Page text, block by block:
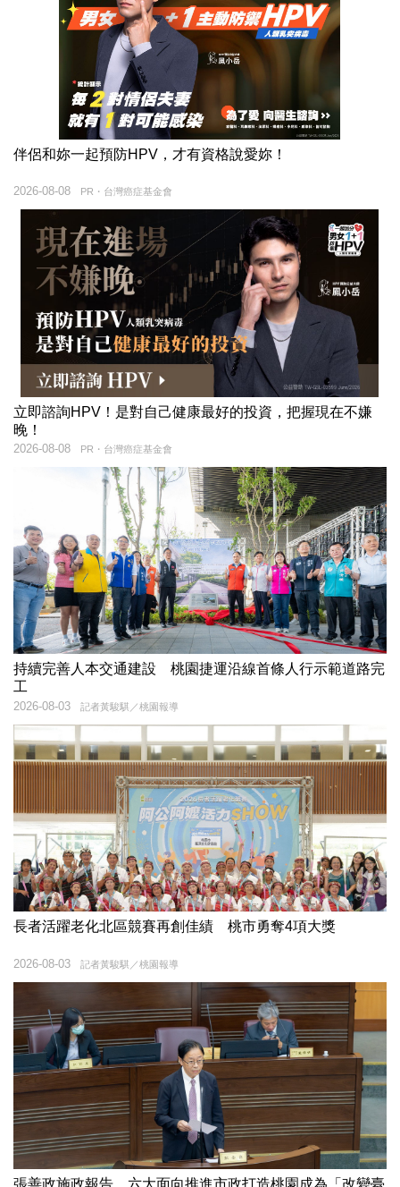
伴侶和妳一起預防HPV，才有資格說愛妳！
PR・台灣癌症基金會
2026-08-08
立即諮詢HPV！是對自己健康最好的投資，把握現在不嫌
晚！
PR・台灣癌症基金會
2026-08-08
持續完善人本交通建設 桃園捷運沿線首條人行示範道路完
工
記者黃駿騏／桃園報導
2026-08-03
長者活躍老化北區競賽再創佳績 桃市勇奪4項大獎
記者黃駿騏／桃園報導
2026-08-03
張善政施政報告 六大面向推進市政打造桃園成為「改變臺